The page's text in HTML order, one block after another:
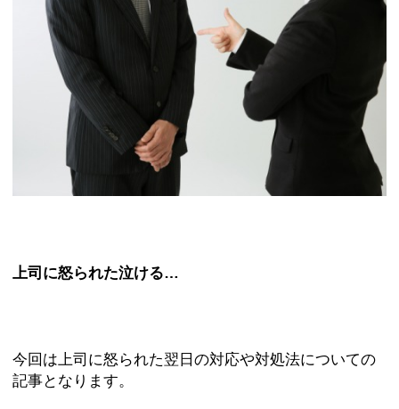
上司に怒られた泣ける…
今回は上司に怒られた翌日の対応や対処法についての
記事となります。